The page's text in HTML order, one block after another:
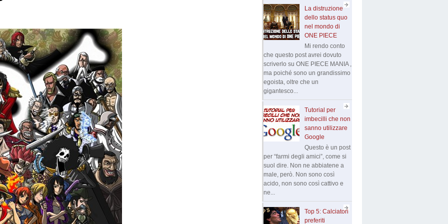
La distruzione
dello status quo
nel mondo di
ONE PIECE
Mi rendo conto
che questo post avrei dovuto
scriverlo su ONE PIECE MANIA ,
ma poiché sono un grandissimo
egoista, oltre che un
gigantesco...
Tutorial per
imbecilli che non
sanno utilizzare
Google
Questo è un post
per “farmi degli amici”, come si
suol dire. Non ne abbiatene a
male, però. Non sono così
acido, non sono così cattivo e
ne...
Top 5: Calciatori
preferiti